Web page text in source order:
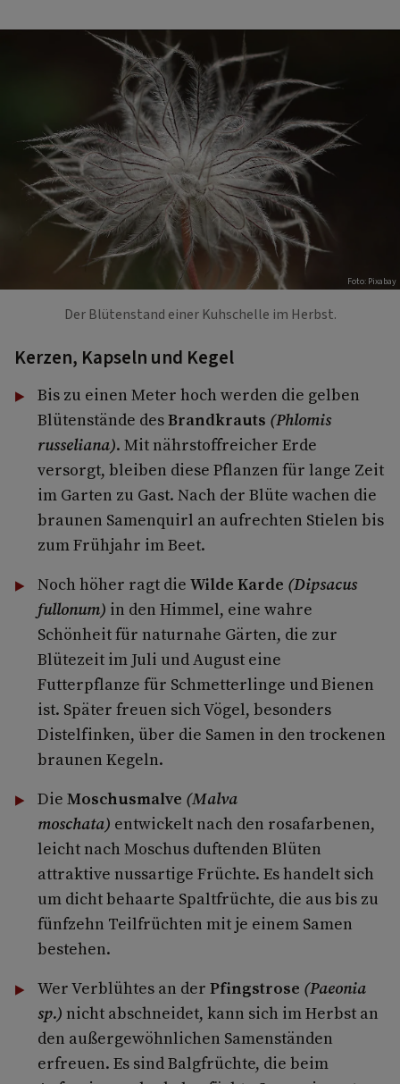
Foto: Pixabay
Der Blütenstand einer Kuhschelle im Herbst.
Kerzen, Kapseln und Kegel
Bis zu einen Meter hoch werden die gelben
Blütenstände desBrandkrauts (Phlomis
russeliana). Mit nährstoffreicher Erde
versorgt, bleiben diese Pflanzen für lange Zeit
im Garten zu Gast. Nach der Blüte wachen die
braunen Samenquirl an aufrechten Stielen bis
zum Frühjahr im Beet.
Noch höher ragt die Wilde Karde (Dipsacus
fullonum) in den Himmel, eine wahre
Schönheit für naturnahe Gärten, die zur
Blütezeit im Juli und August eine
Futterpflanze für Schmetterlinge und Bienen
ist. Später freuen sich Vögel, besonders
Distelfinken, über die Samen in den trockenen
braunen Kegeln.
Die Moschusmalve (Malva
moschata) entwickelt nach den rosafarbenen,
leicht nach Moschus duftenden Blüten
attraktive nussartige Früchte. Es handelt sich
um dicht behaarte Spaltfrüchte, die aus bis zu
fünfzehn Teilfrüchten mit je einem Samen
bestehen.
Wer Verblühtes an der Pfingstrose (Paeonia
sp.) nicht abschneidet, kann sich im Herbst an
den außergewöhnlichen Samenständen
erfreuen. Es sind Balgfrüchte, die beim